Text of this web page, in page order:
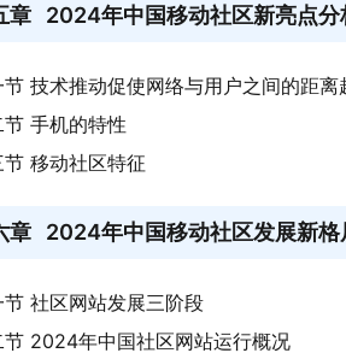
章 2024年中国移动社区新亮点分
节 技术推动促使网络与用户之间的距离
节 手机的特性
节 移动社区特征
章 2024年中国移动社区发展新格
节 社区网站发展三阶段
节 2024年中国社区网站运行概况